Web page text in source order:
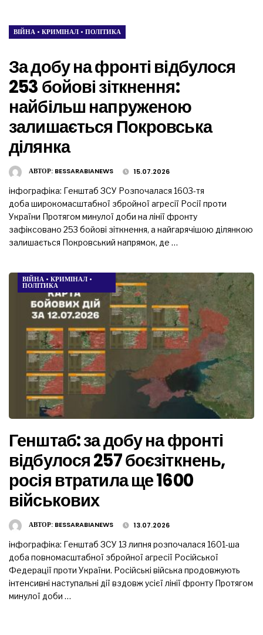
ВІЙНА • КРИМІНАЛ • ПОЛІТИКА
За добу на фронті відбулося
253 бойові зіткнення:
найбільш напруженою
залишається Покровська
ділянка
АВТОР: BESSARABIANEWS 15.07.2026
інфографіка: Генштаб ЗСУ Розпочалася 1603-тя
доба широкомасштабної збройної агресії Росії проти
України Протягом минулої доби на лінії фронту
зафіксовано 253 бойові зіткнення, а найгарячішою ділянкою
залишається Покровський напрямок, де …
ВІЙНА • КРИМІНАЛ •
ПОЛІТИКА
Генштаб: за добу на фронті
відбулося 257 боєзіткнень,
росія втратила ще 1600
військових
АВТОР: BESSARABIANEWS 13.07.2026
інфографіка: Генштаб ЗСУ 13 липня розпочалася 1601-ша
доба повномасштабної збройної агресії Російської
Федерації проти України. Російські війська продовжують
інтенсивні наступальні дії вздовж усієї лінії фронту Протягом
минулої доби …